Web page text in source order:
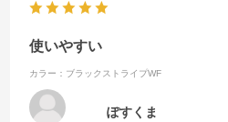
使いやすい
カラー：ブラックストライプWF
ぽすくま